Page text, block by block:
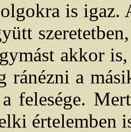
is igaz.
akkor
ránézni a
felesége.
értelemben